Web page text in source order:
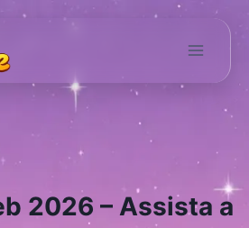
2026 – Assista a